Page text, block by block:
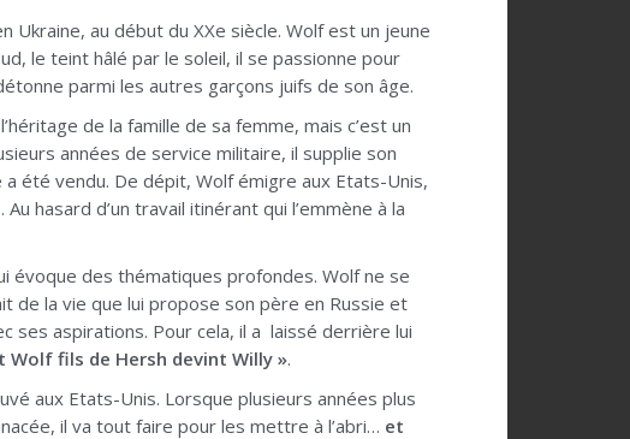
Ukraine, au début du XXe siècle. Wolf est un jeune
le teint hâlé par le soleil, il se passionne pour
parmi les autres garçons juifs de son âge.
de la famille de sa femme, mais c’est un
années de service militaire, il supplie son
été vendu. De dépit, Wolf émigre aux Etats-Unis,
hasard d’un travail itinérant qui l’emmène à la
évoque des thématiques profondes. Wolf ne se
de la vie que lui propose son père en Russie et
ses aspirations. Pour cela, il a laissé derrière lui
Wolf fils de Hersh devint Willy ».
aux Etats-Unis. Lorsque plusieurs années plus
il va tout faire pour les mettre à l’abri… et